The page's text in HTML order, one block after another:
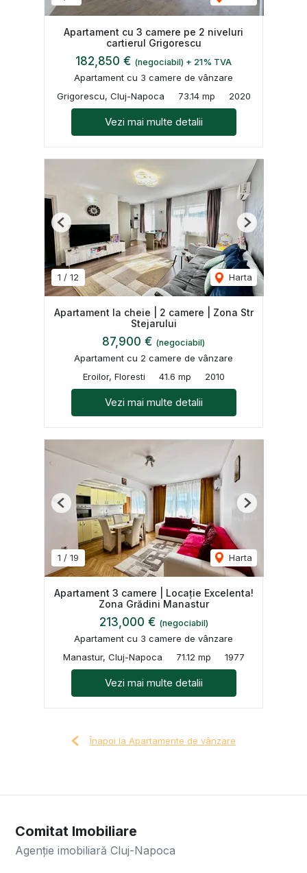
Apartament cu 3 camere pe 2 niveluri
cartierul Grigorescu
182,850 € (negociabil) + 21% TVA
Apartament cu 3 camere de vânzare
Grigorescu, Cluj-Napoca
73.14 mp 2020
Vezi mai multe detalii
1 / 12 Harta
Previous Next
Apartament la cheie | 2 camere | Zona Str
Stejarului
87,900 € (negociabil)
Apartament cu 2 camere de vânzare
Eroilor, Floresti
41.6 mp 2010
Vezi mai multe detalii
1 / 19 Harta
Previous Next
Apartament 3 camere | Locație Excelenta!
Zona Grădini Manastur
213,000 € (negociabil)
Apartament cu 3 camere de vânzare
Manastur, Cluj-Napoca
71.12 mp 1977
Vezi mai multe detalii
Înapoi la Apartamente de vânzare
Comitat Imobiliare
Agenție imobiliară Cluj-Napoca